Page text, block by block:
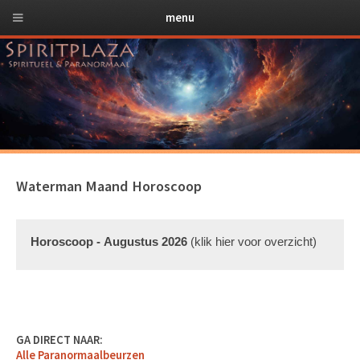
Waterman Maand Horoscoop
Horoscoop - Augustus 2026 (klik hier voor overzicht)
en sociale interactie. Deze periode stimuleert creatief denken
en het aangaan van nieuwe vriendschappen of professionele
GA DIRECT NAAR:
Alle Paranormaalbeurzen
menu